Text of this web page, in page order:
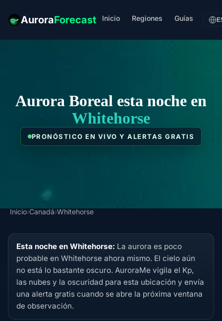
AuroraForecast Inicio Regiones Guías
Aurora Boreal esta noche en
Whitehorse
PRONÓSTICO EN VIVO Y ALERTAS GRATIS
Inicio›Canadá›Whitehorse
Esta noche en Whitehorse: La aurora es poco
probable en Whitehorse ahora mismo. El cielo aún
no está lo bastante oscuro. AuroraMe vigila el Kp,
las nubes y la oscuridad para esta ubicación y envía
una alerta gratis cuando se abre la próxima ventana
de observación.